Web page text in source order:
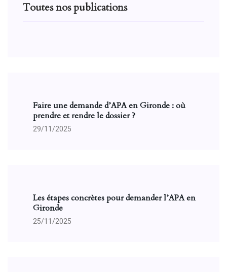
Toutes nos publications
Faire une demande d’APA en Gironde : où
prendre et rendre le dossier ?
29/11/2025
Les étapes concrètes pour demander l’APA en
Gironde
25/11/2025